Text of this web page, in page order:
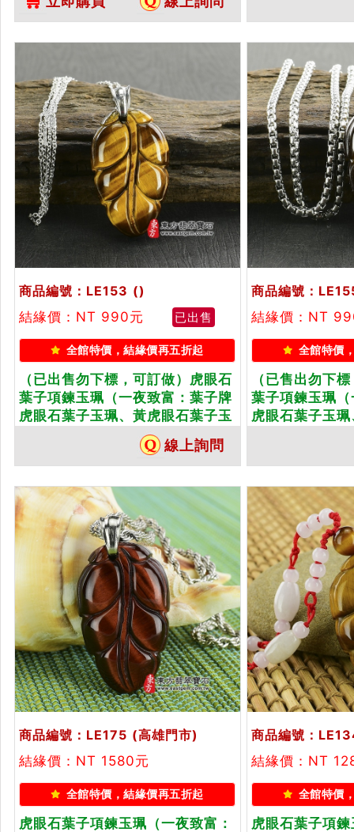
眼石葉子吊墜玉珮項鍊。★東方翡
翠寶石保證卡
子吊墜玉珮項
保證卡
商品編號：LE153 ()
結緣價：NT 990元
已出售
全館特價，結緣價再五折起
（已出售勿下標，可訂做）虎眼石
葉子項鍊玉珮（一夜致富：葉子牌
虎眼石葉子玉珮、黃虎眼石葉子玉
墜）。天然虎眼石黃虎眼石葉子，
LE153。客製化訂做各種虎眼石葉
子吊墜玉珮項鍊。★東方翡翠寶石
保證卡
線上詢問
商品編號：
結緣價：NT
全館特價
（已售出勿下
葉子項鍊玉珮
虎眼石葉子玉
子吊墜玉珮項
保證卡
商品編號：LE175 (高雄門市)
結緣價：NT 1580元
全館特價，結緣價再五折起
虎眼石葉子項鍊玉珮（一夜致富：
商品編號：
結緣價：NT
全館特價
虎眼石葉子項